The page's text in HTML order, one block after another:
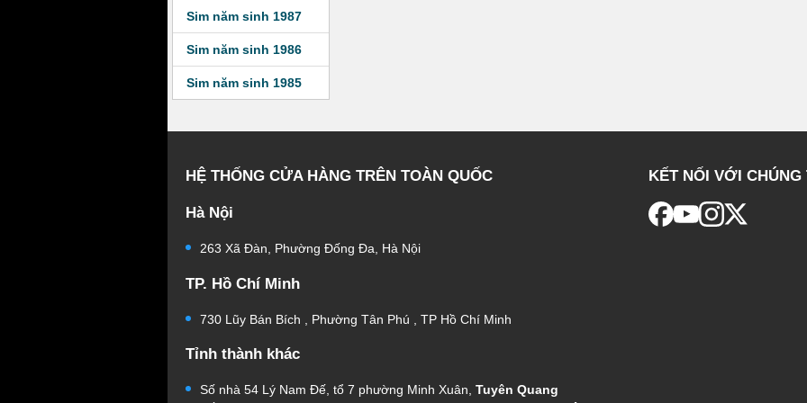
Sim năm sinh 1987
Sim năm sinh 1986
Sim năm sinh 1985
HỆ THỐNG CỬA HÀNG TRÊN TOÀN QUỐC
Hà Nội
263 Xã Đàn, Phường Đống Đa, Hà Nội
TP. Hồ Chí Minh
730 Lũy Bán Bích , Phường Tân Phú , TP Hồ Chí Minh
Tỉnh thành khác
Số nhà 54 Lý Nam Đế, tổ 7 phường Minh Xuân, Tuyên Quang
KẾT NỐI VỚI CHÚNG